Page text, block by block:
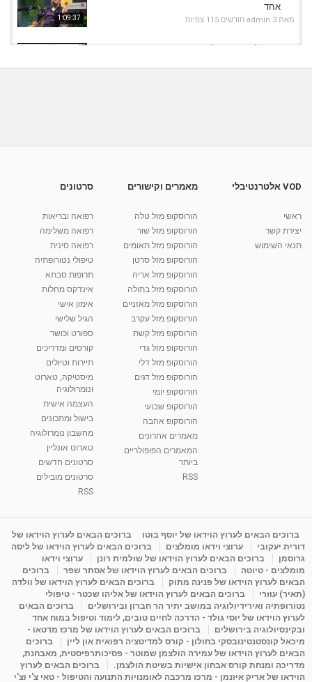
1:09:37
אחד
מאת admin 3 חודשים 115 צפיות
יוסי גולד - קורס על שיטת מוח אחד
יוסי גולד - שיטת מוח אחד - הזמנה לקורס מוח אחד
מאת Shahar-vod 1 שנה
10:17
קרין גורן - העוגה המתגלצ’ת ללא קמח
יוסי שר - מתמחה בשיטת אלכסנדר וטאי צ'י
2,738 צפיות
01:46
רנה רז-גילו -טיפול אנרגטי ויעוץ רוחני - נומרולוגית
2,315 צפיות
סודות בתאריך הלידה, משמעות חודש הלידה -
ינואר זינה ליבשיץ נומרולוגית
09:12
מדיטציה בדמיון מודרך - היכרות עם האני הפנימי
מאת admin 11 שנים 3,654 צפיות
15:49
פנינה מתוק - מרכז "נתיב הלב" בהרצליה-
מדיטציה-התחדשות
מאת Shahar-vod 2,147 צפיות
VOD אלטרנטיבלי
ראשי
יצירת קשר
תנאי השימוש
מאמרים וקישורים
הורוסקופ מזל טלה
הורוסקופ מזל שור
הורוסקופ מזל תאומים
הורוסקופ מזל סרטן
הורוסקופ מזל אריה
הורוסקופ מזל בתולה
הורוסקופ מזל מאזניים
הורוסקופ מזל עקרב
הורוסקופ מזל קשת
הורוסקופ מזל גדי
הורוסקופ מזל דלי
הורוסקופ מזל דגים
הורוסקופ יומי
הורוסקופ שבועי
הורוסקופ אהבה
מאמרים אחרונים
המאמרים הפופולריים
ביותר
RSS
סרטונים
רפואה ובריאות
רפואה משלימה
רפואה סינית
טיפולי נטורופתיה
תרופות סבתא
אינדקס מחלות
אימון אישי
הגיל שלישי
ספורט וכושר
קורסים ומדריכים
תיירות וטיולים
מיסטיקה, טארוט
ונומרולוגיה
העצמה אישית
בישול ומתכונים
מחשבון נומרולוגיה
טארוט אונליין
סרטונים חדשים
סרטונים מובילים
RSS
ברוכים הבאים לערוץ הוידאו של יוסף בוטו
ברוכים הבאים לערוץ הוידאו של
דורית יעקובי
ערוצי וידאו מומלצים
ברוכים הבאים לערוץ הוידאו של ליסה
גרוסמן
ברוכים הבאים לערוץ הוידאו של שולמית רונן
ערוצי וידאו
מומלצים - טיוטה
ברוכים הבאים לערוץ הוידאו של אסתר שפר
ברוכים
הבאים לערוץ הוידאו של פנינה מתוק
ברוכים הבאים לערוץ הוידאו של וולדה
(תאיר) עוזרי
ברוכים הבאים לערוץ הוידאו של אליהו שכטר - טיפולי
נטורופתיה ואירידיולוגיה במושב יתיר הר חברון ובירושלים
ברוכים הבאים
לערוץ הוידאו של יוסי גולד - הדרכה לחיים טובים, לימוד וטיפול במוח אחד
ובקינסיולוגיה בירושלים
ברוכים הבאים לערוץ הוידאו של מרכז מדטאו -
מיכאל קונסטנטינובסקי בחולון - קורס למדיטציה רפואית און ליין
ברוכים
הבאים לערוץ הוידאו של עמירה הולצמן שמוטר - פסיכותרפיסטית, מאבחנת,
מדריכה ומנחת קורס אבחון אישיות בשיטת הולצמן.
ברוכים הבאים לערוץ
הוידאו של אריק איזנמן - מרכז מרכבה לאומנויות התנועה והטיפול - טאי צ'י וצ'י